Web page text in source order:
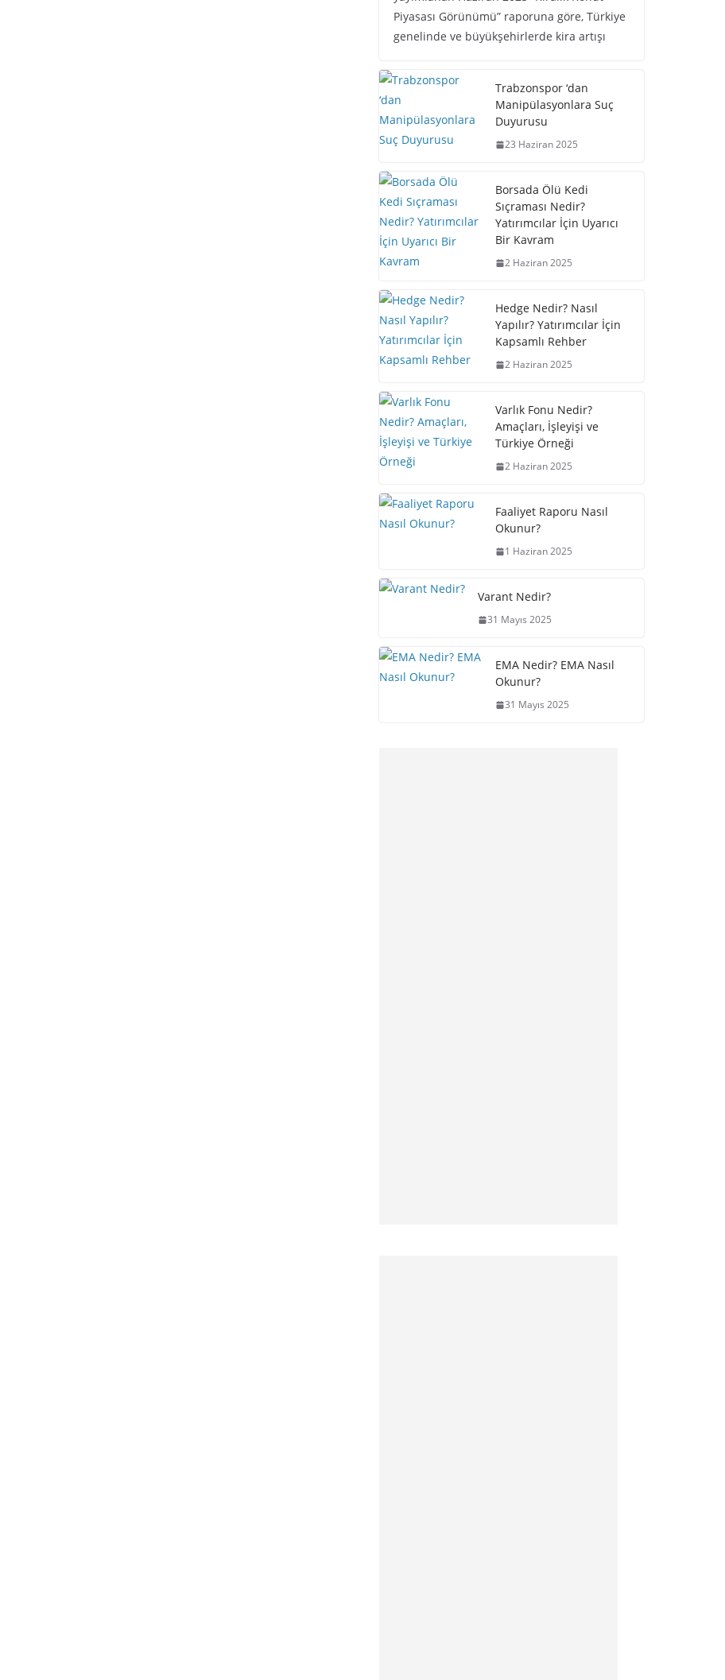
Piyasası Görünümü” raporuna göre, Türkiye
genelinde ve büyükşehirlerde kira artışı
Trabzonspor ‘dan
Manipülasyonlara Suç
Duyurusu
23 Haziran 2025
Borsada Ölü Kedi
Sıçraması Nedir?
Yatırımcılar İçin Uyarıcı
Bir Kavram
2 Haziran 2025
Hedge Nedir? Nasıl
Yapılır? Yatırımcılar İçin
Kapsamlı Rehber
2 Haziran 2025
Varlık Fonu Nedir?
Amaçları, İşleyişi ve
Türkiye Örneği
2 Haziran 2025
Faaliyet Raporu Nasıl
Okunur?
1 Haziran 2025
Varant Nedir?
31 Mayıs 2025
EMA Nedir? EMA Nasıl
Okunur?
31 Mayıs 2025